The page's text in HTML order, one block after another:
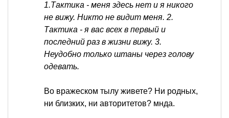
1.Тактика - меня здесь нет и я никого
не вижу. Никто не видит меня. 2.
Тактика - я вас всех в первый и
последний раз в жизни вижу. 3.
Неудобно только штаны через голову
одевать.
Во вражеском тылу живете? Ни родных,
ни близких, ни авторитетов? мнда.